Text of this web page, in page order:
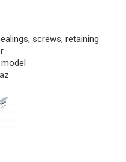
screws, retaining